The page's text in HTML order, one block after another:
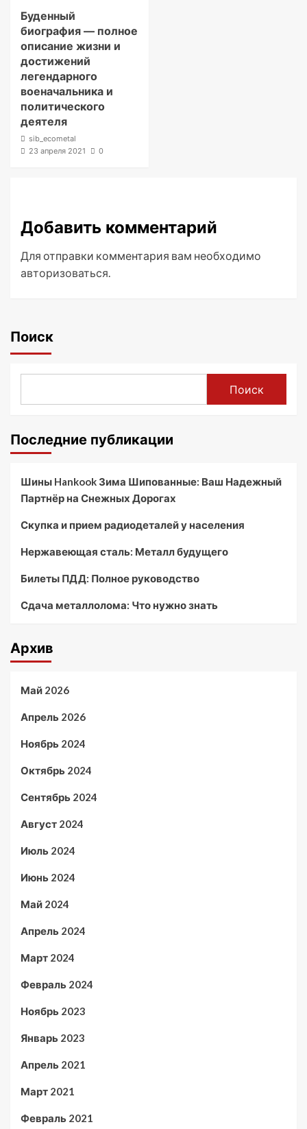
Буденный
биография — полное
описание жизни и
достижений
легендарного
военачальника и
политического
деятеля
sib_ecometal
23 апреля 2021
0
Добавить комментарий
Для отправки комментария вам необходимо
авторизоваться.
Поиск
Поиск
Последние публикации
Шины Hankook Зима Шипованные: Ваш Надежный
Партнёр на Снежных Дорогах
Скупка и прием радиодеталей у населения
Нержавеющая сталь: Металл будущего
Билеты ПДД: Полное руководство
Сдача металлолома: Что нужно знать
Архив
Май 2026
Апрель 2026
Ноябрь 2024
Октябрь 2024
Сентябрь 2024
Август 2024
Июль 2024
Июнь 2024
Май 2024
Апрель 2024
Март 2024
Февраль 2024
Ноябрь 2023
Январь 2023
Апрель 2021
Март 2021
Февраль 2021